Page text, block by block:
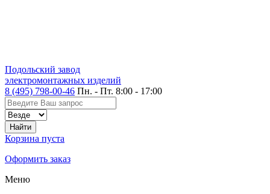
Подольский завод
электромонтажных изделий
8 (495) 798-00-46 Пн. - Пт. 8:00 - 17:00
Корзина пуста
Оформить заказ
Меню